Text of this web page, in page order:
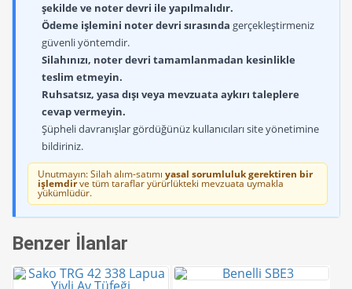
şekilde ve noter devri ile yapılmalıdır.
Ödeme işlemini noter devri sırasında gerçekleştirmeniz
güvenli yöntemdir.
Silahınızı, noter devri tamamlanmadan kesinlikle
teslim etmeyin.
Ruhsatsız, yasa dışı veya mevzuata aykırı taleplere
cevap vermeyin.
Şüpheli davranışlar gördüğünüz kullanıcıları site yönetimine
bildiriniz.
Unutmayın: Silah alım-satımı yasal sorumluluk gerektiren bir
işlemdirve tüm taraflar yürürlükteki mevzuata uymakla
yükümlüdür.
Benzer İlanlar